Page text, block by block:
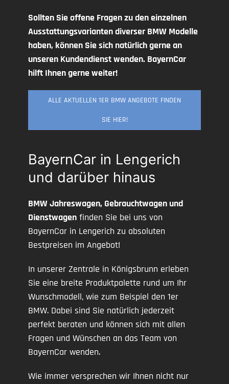
Sollten Sie offene Fragen zu den einzelnen
Ausstattungsvarianten diverser BMW Modelle
haben, können Sie sich natürlich gerne an
unseren Kundendienst wenden. BayernCar
hilft Ihnen gerne weiter!
ALLE AKTUELLEN 1ER BMW ANGEBOTE FINDEN
SIE HIER!
BayernCar in Lengerich
und darüber hinaus
BMW Jahreswagen, Gebrauchtwagen und
Dienstwagen finden Sie bei uns von
BayernCar in Lengerich zu absoluten
Bestpreisen im Angebot!
In unserer Zentrale in Königsbrunn erleben
Sie eine breite Produktpalette rund um Ihr
Wunschmodell, wie zum Beispiel den 1er
BMW. Dabei sind Sie natürlich jederzeit
perfekt beraten und können sich mit allen
Fragen und Wünschen an das Team von
BayernCar wenden.
Wie immer versprechen wir Ihnen nicht nur